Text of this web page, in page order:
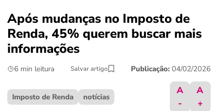
crédito fácil
últimas notícias
Após mudanças no Imposto de
Renda, 45% querem buscar mais
informações
6 min leitura Salvar artigo Publicação: 04/02/2026
Imposto de Renda notícias
A
-
A
+